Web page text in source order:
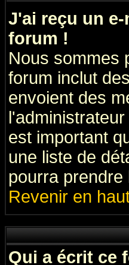
J'ai reçu un
forum !
Nous sommes
forum inclut
envoient des
est important
une liste de
pourra
Revenir en
Qui a écrit ce